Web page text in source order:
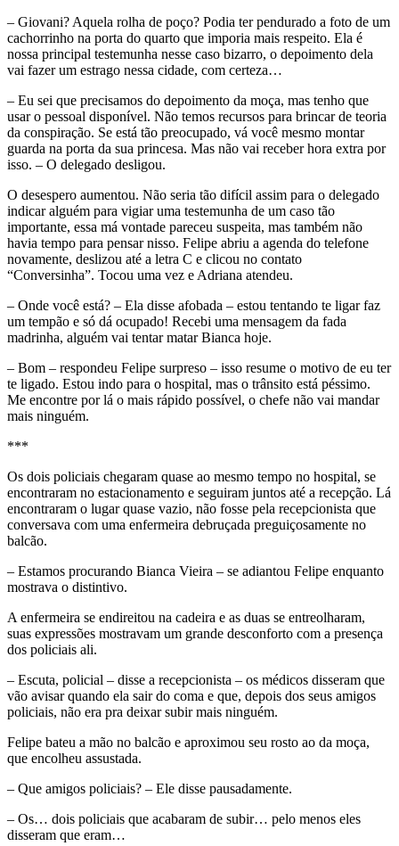
– Giovani? Aquela rolha de poço? Podia ter pendurado a foto de um
cachorrinho na porta do quarto que imporia mais respeito. Ela é
nossa principal testemunha nesse caso bizarro, o depoimento dela
vai fazer um estrago nessa cidade, com certeza…
– Eu sei que precisamos do depoimento da moça, mas tenho que
usar o pessoal disponível. Não temos recursos para brincar de teoria
da conspiração. Se está tão preocupado, vá você mesmo montar
guarda na porta da sua princesa. Mas não vai receber hora extra por
isso. – O delegado desligou.
O desespero aumentou. Não seria tão difícil assim para o delegado
indicar alguém para vigiar uma testemunha de um caso tão
importante, essa má vontade pareceu suspeita, mas também não
havia tempo para pensar nisso. Felipe abriu a agenda do telefone
novamente, deslizou até a letra C e clicou no contato
“Conversinha”. Tocou uma vez e Adriana atendeu.
– Onde você está? – Ela disse afobada – estou tentando te ligar faz
um tempão e só dá ocupado! Recebi uma mensagem da fada
madrinha, alguém vai tentar matar Bianca hoje.
– Bom – respondeu Felipe surpreso – isso resume o motivo de eu ter
te ligado. Estou indo para o hospital, mas o trânsito está péssimo.
Me encontre por lá o mais rápido possível, o chefe não vai mandar
mais ninguém.
***
Os dois policiais chegaram quase ao mesmo tempo no hospital, se
encontraram no estacionamento e seguiram juntos até a recepção. Lá
encontraram o lugar quase vazio, não fosse pela recepcionista que
conversava com uma enfermeira debruçada preguiçosamente no
balcão.
– Estamos procurando Bianca Vieira – se adiantou Felipe enquanto
mostrava o distintivo.
A enfermeira se endireitou na cadeira e as duas se entreolharam,
suas expressões mostravam um grande desconforto com a presença
dos policiais ali.
– Escuta, policial – disse a recepcionista – os médicos disseram que
vão avisar quando ela sair do coma e que, depois dos seus amigos
policiais, não era pra deixar subir mais ninguém.
Felipe bateu a mão no balcão e aproximou seu rosto ao da moça,
que encolheu assustada.
– Que amigos policiais? – Ele disse pausadamente.
– Os… dois policiais que acabaram de subir… pelo menos eles
disseram que eram…